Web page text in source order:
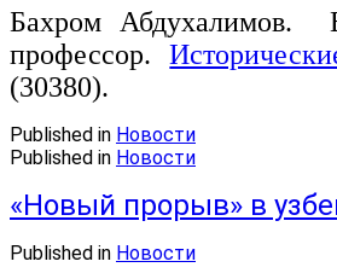
Бахром Абдухалимов.
профессор.
(30380).
Published in Новости
Published in Новости
«Новый прорыв» в
Published in Новости